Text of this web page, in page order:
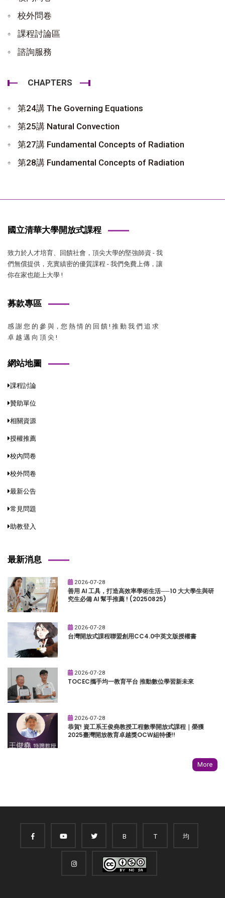
校外問卷
課程討論區
諮詢服務
CHAPTERS
第24講 The Governing Equations
第25講 Natural Convection
第27講 Fundamental Concepts of Radiation
第28講 Fundamental Concepts of Radiation
國立清華大學開放式課程
致力於人才培育、回饋社會，頂尖大學的堅強師資 - 我
們無償提供，充實縝密的優質課程 - 我們免費上傳，讓
你在家也能上大學 !
募款專區
感 謝 您 的 參 與，您 熱 情 的 回 饋 ! 推 動 我 們 追 求
卓 越 邁 向 頂 尖 !
網站地圖
課程討論
贊助單位
相關資源
授權推薦
校內問卷
校外問卷
最新公告
常見問題
助教登入
最新消息
2026-07-28
善用 AI 工具，打造高效率學術生活──10 大大學生與研
究生必備 AI 幫手推薦 ! (20250825)
2026-07-28
台灣開放式課程聯盟創用CC4.0中英文版授權書
2026-07-28
TOCEC攜手均一教育平台 推動數位學習新未來
2026-07-28
恭賀! 資工系王俊堯教授工程數學開放式課程｜榮獲
2025臺灣開放教育卓越獎OCW組特優!!
More
B T 均